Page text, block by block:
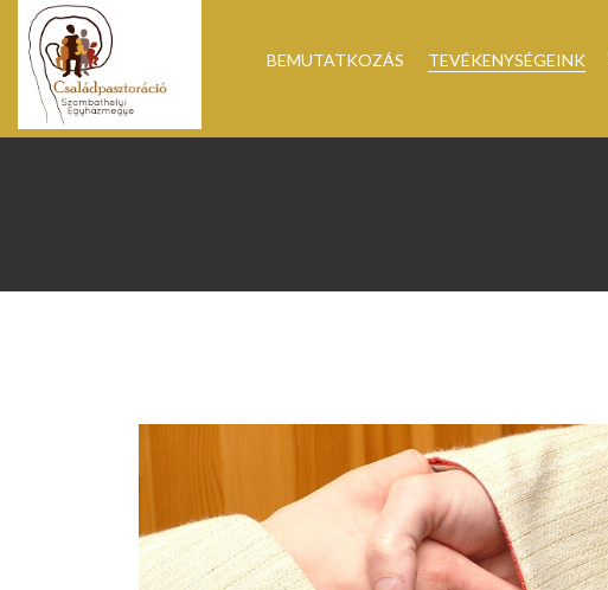
BEMUTATKOZÁS TEVÉKENYSÉGEINK